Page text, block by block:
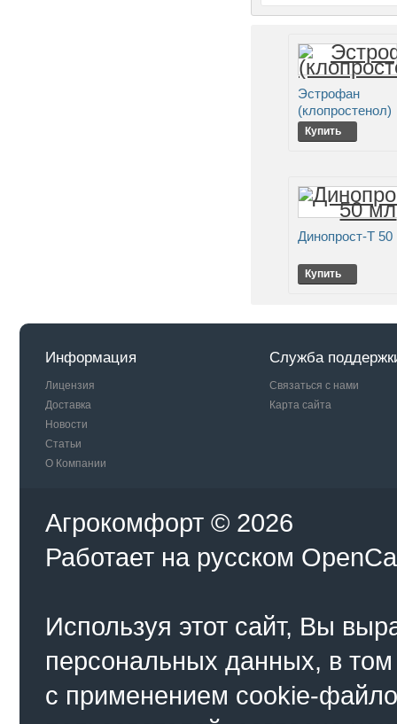
Эстрофан
(клопростенол)
Купить
Динопрост-Т
Купить
Информация
Лицензия
Доставка
Новости
Статьи
О Компании
Служба
Связаться с нами
Карта сайта
Агрокомфорт © 2026
Работает на русском
Используя этот сайт, Вы
персональных данных, в
с применением cookie-